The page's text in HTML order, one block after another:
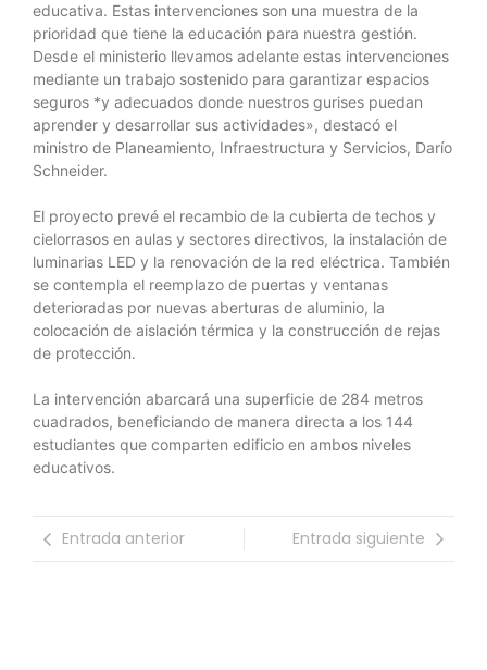
educativa. Estas intervenciones son una muestra de la
prioridad que tiene la educación para nuestra gestión.
Desde el ministerio llevamos adelante estas intervenciones
mediante un trabajo sostenido para garantizar espacios
seguros *y adecuados donde nuestros gurises puedan
aprender y desarrollar sus actividades», destacó el
ministro de Planeamiento, Infraestructura y Servicios, Darío
Schneider.
El proyecto prevé el recambio de la cubierta de techos y
cielorrasos en aulas y sectores directivos, la instalación de
luminarias LED y la renovación de la red eléctrica. También
se contempla el reemplazo de puertas y ventanas
deterioradas por nuevas aberturas de aluminio, la
colocación de aislación térmica y la construcción de rejas
de protección.
La intervención abarcará una superficie de 284 metros
cuadrados, beneficiando de manera directa a los 144
estudiantes que comparten edificio en ambos niveles
educativos.
Entrada anterior Entrada siguiente